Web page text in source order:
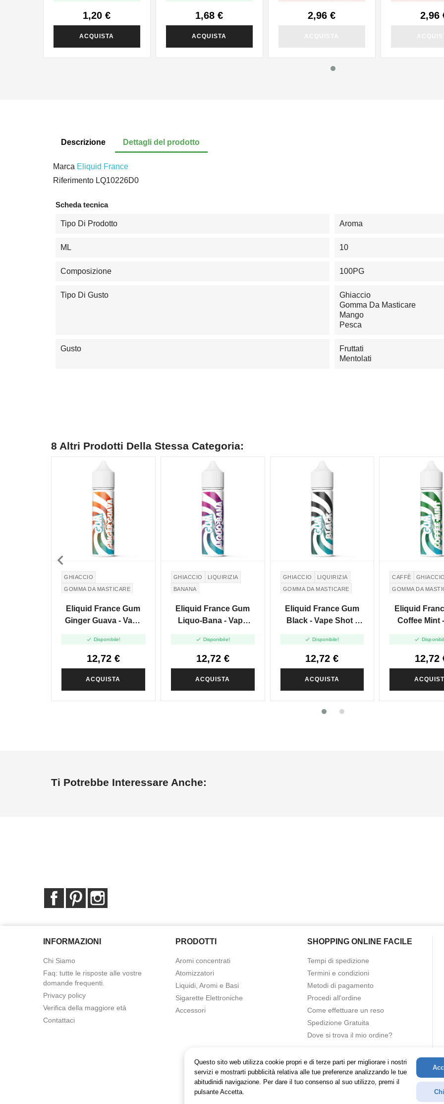
1,20 €
ACQUISTA
1,68 €
ACQUISTA
2,96 € 2,96
Descrizione Dettagli del prodotto
Marca Eliquid France
Riferimento LQ10226D0
Scheda tecnica
Tipo Di Prodotto Aroma
ML 10
Composizione 100PG
Tipo Di Gusto
Ghiaccio
Gomma Da Masticare
Mango
Pesca
Gusto
Fruttati
Mentolati
8 Altri Prodotti Della Stessa Categoria:
GHIACCIO
GOMMA DA MASTICARE
GINGER
Eliquid France Gum
Ginger Guava - Vape
 Disponibile!
12,72 €
ACQUISTA
GHIACCIO
LIQUIRIZIA
BANANA
Eliquid France Gum
Liquo-Bana - Vape
 Disponibile!
12,72 €
ACQUISTA
GHIACCIO
LIQUIRIZIA
GOMMA DA MASTICARE
Eliquid France Gum
Black - Vape Shot -
 Disponibile!
12,72 €
ACQUISTA
CAFFÈ GHIACCIO
GOMMA DA
Eliquid
Coffee Mint

12,72

Ti Potrebbe Interessare Anche:
FacebookPinterest
Questo sito web utilizza cookie propri e di terze parti per migliorare i nostri
servizi e mostrarti pubblicità relativa alle tue preferenze analizzando le tue
abitudinidi navigazione. Per dare il tuo consenso al suo utilizzo, premi il
pulsante Accetta.
INFORMAZIONI
Chi Siamo
Faq: tutte le risposte alle vostre
domande frequenti.
Privacy policy
Verifica della maggiore età
Contattaci
PRODOTTI
Aromi concentrati
Atomizzatori
Liquidi, Aromi e Basi
Sigarette Elettroniche
Accessori
SHOPPING ONLINE FACILE
Tempi di spedizione
Termini e condizioni
Metodi di pagamento
Procedi all'ordine
Come effettuare un reso
Spedizione Gratuita
Dove si trova il mio ordine?